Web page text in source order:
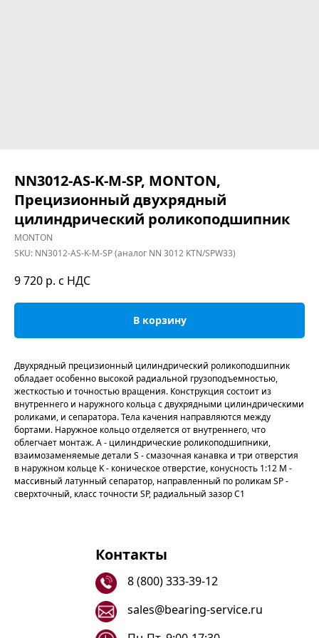
NN3012-AS-K-M-SP, MONTON,
Прецизионный двухрядный
цилиндрический роликоподшипник
MONTON
SKU: NN3012-AS-K-M-SP (аналог NN 3012 KTN/SPW33)
9 720 р. с НДС
В корзину
Двухрядный прецизионный цилиндрический роликоподшипник
обладает особенно высокой радиальной грузоподъемностью,
жесткостью и точностью вращения. Конструкция состоит из
внутреннего и наружного кольца с двухрядными цилиндрическими
роликами, и сепаратора. Тела качения направляются между
бортами. Наружное кольцо отделяется от внутреннего, что
облегчает монтаж. A - цилиндрические роликоподшипники,
взаимозаменяемые детали S - смазочная канавка и три отверстия
в наружном кольце K - коническое отверстие, конусность 1:12 M -
массивный латунный сепаратор, направленный по роликам SP -
сверхточный, класс точности SP, радиальный зазор C1
Контакты
8 (800) 333-39-12
sales@bearing-service.ru